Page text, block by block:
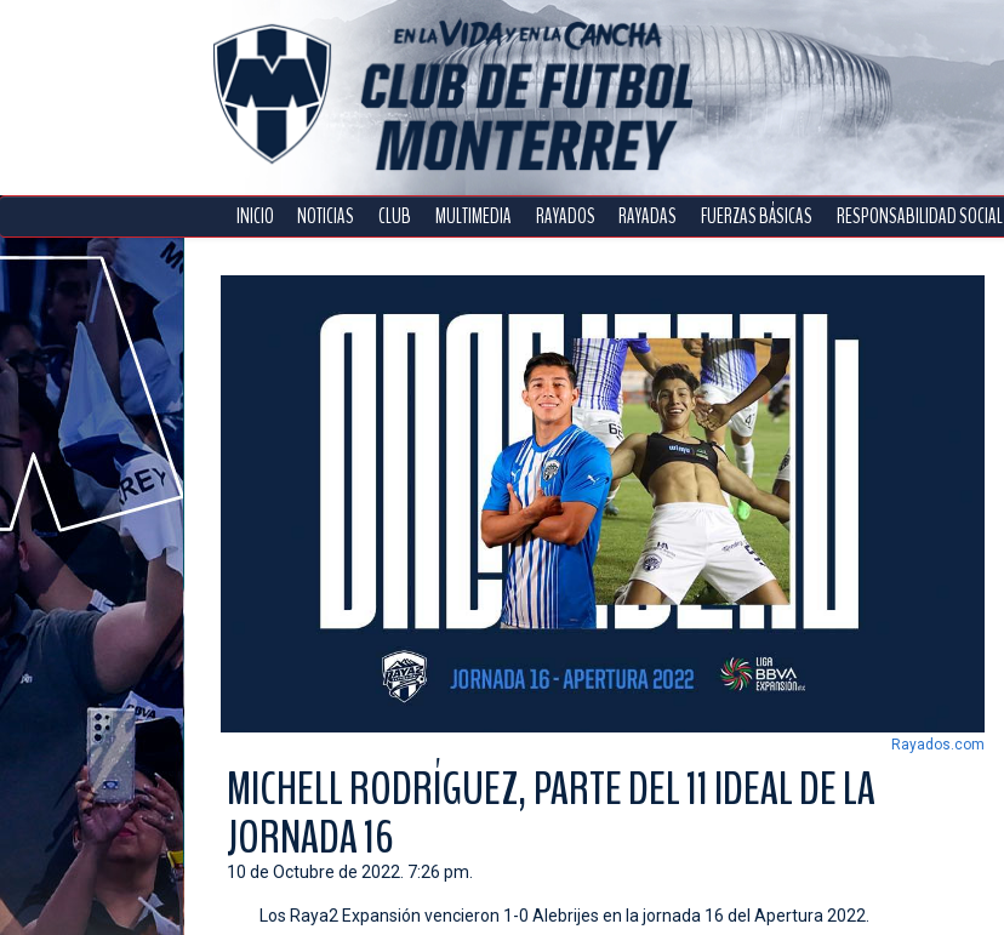
INICIO NOTICIAS CLUB MULTIMEDIA RAYADOS RAYADAS FUERZAS BÁSICAS RESPONSABILIDAD SOCIAL
Rayados.com
MICHELL RODRÍGUEZ, PARTE DEL 11 IDEAL DE LA
JORNADA 16
10 de Octubre de 2022. 7:26 pm.
Los Raya2 Expansión vencieron 1-0 Alebrijes en la jornada 16 del Apertura 2022.